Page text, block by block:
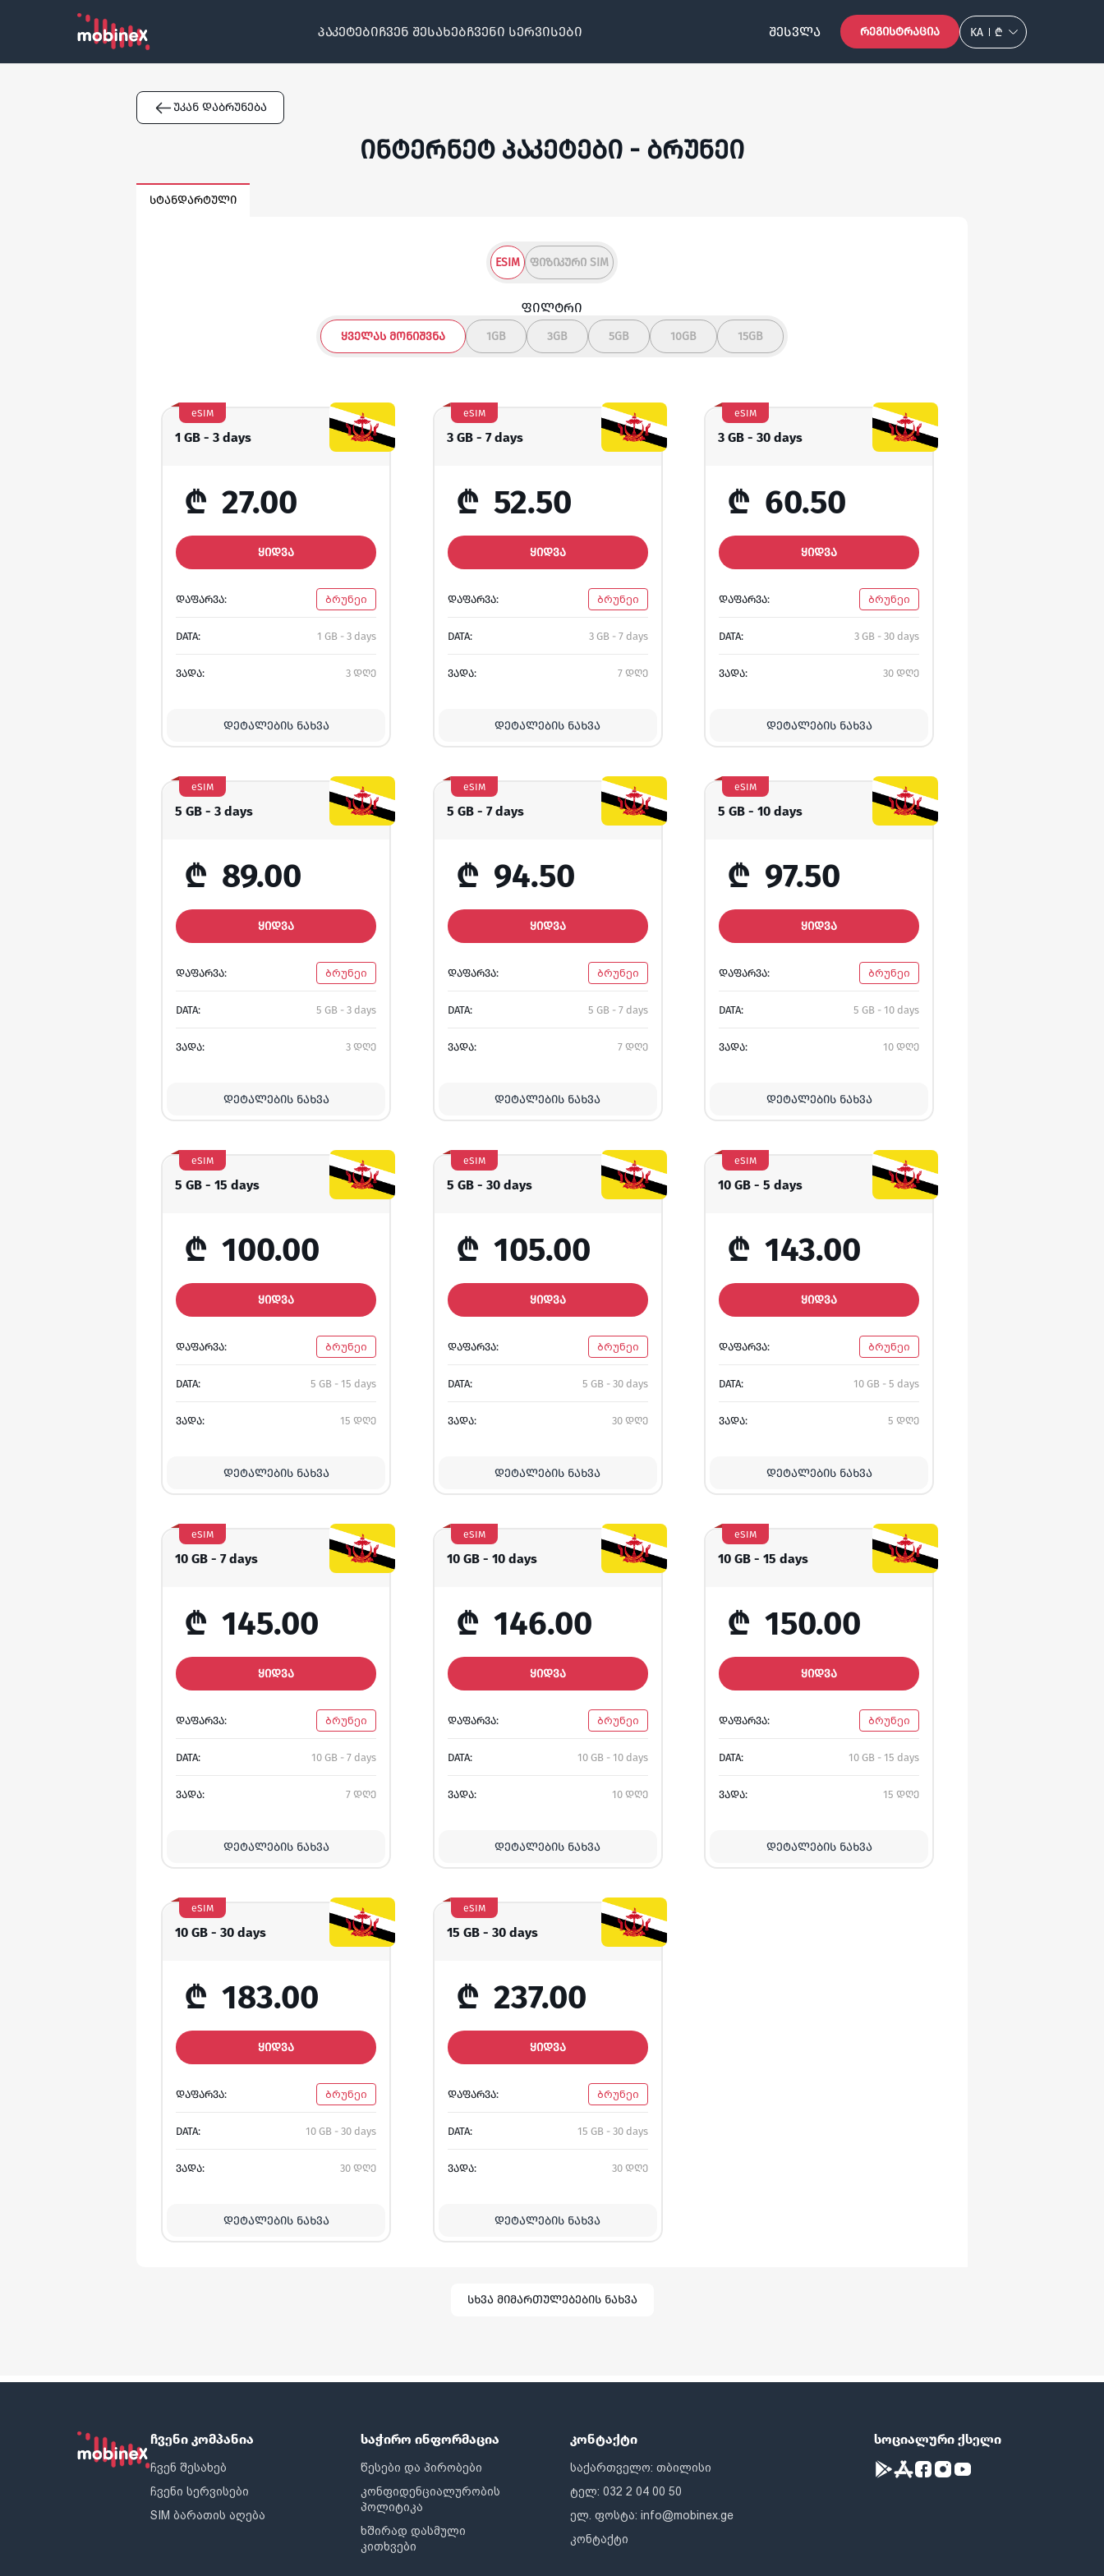
პაკეტებიჩვენ შესახებჩვენი სერვისები ᲨᲔᲡᲕᲚᲐ ᲠᲔᲒᲘᲡᲢᲠᲐᲪᲘᲐ KA ₾
უკან დაბრუნება
ინტერნეტ პაკეტები - ბრუნეი
სტანდარტული
ESIM ᲤᲘᲖᲘᲙᲣᲠᲘ SIM
ფილტრი
ᲧᲕᲔᲚᲐᲡ ᲛᲝᲜᲘᲨᲕᲜᲐ 1GB 3GB 5GB 10GB 15GB
1 GB - 3 days
eSIM
₾ 27.00
ᲧᲘᲓᲕᲐ
ᲓᲐᲤᲐᲠᲕᲐ: ბრუნეი
DATA: 1 GB - 3 days
ᲕᲐᲓᲐ: 3 დღე
ᲓᲔᲢᲐᲚᲔᲑᲘᲡ ᲜᲐᲮᲕᲐ
3 GB - 7 days
eSIM
₾ 52.50
ᲧᲘᲓᲕᲐ
ᲓᲐᲤᲐᲠᲕᲐ: ბრუნეი
DATA: 3 GB - 7 days
ᲕᲐᲓᲐ: 7 დღე
ᲓᲔᲢᲐᲚᲔᲑᲘᲡ ᲜᲐᲮᲕᲐ
3 GB - 30 days
eSIM
₾ 60.50
ᲧᲘᲓᲕᲐ
ᲓᲐᲤᲐᲠᲕᲐ: ბრუნეი
DATA: 3 GB - 30 days
ᲕᲐᲓᲐ: 30 დღე
ᲓᲔᲢᲐᲚᲔᲑᲘᲡ ᲜᲐᲮᲕᲐ
5 GB - 3 days
eSIM
₾ 89.00
ᲧᲘᲓᲕᲐ
ᲓᲐᲤᲐᲠᲕᲐ: ბრუნეი
DATA: 5 GB - 3 days
ᲕᲐᲓᲐ: 3 დღე
ᲓᲔᲢᲐᲚᲔᲑᲘᲡ ᲜᲐᲮᲕᲐ
5 GB - 7 days
eSIM
₾ 94.50
ᲧᲘᲓᲕᲐ
ᲓᲐᲤᲐᲠᲕᲐ: ბრუნეი
DATA: 5 GB - 7 days
ᲕᲐᲓᲐ: 7 დღე
ᲓᲔᲢᲐᲚᲔᲑᲘᲡ ᲜᲐᲮᲕᲐ
5 GB - 10 days
eSIM
₾ 97.50
ᲧᲘᲓᲕᲐ
ᲓᲐᲤᲐᲠᲕᲐ: ბრუნეი
DATA: 5 GB - 10 days
ᲕᲐᲓᲐ: 10 დღე
ᲓᲔᲢᲐᲚᲔᲑᲘᲡ ᲜᲐᲮᲕᲐ
5 GB - 15 days
eSIM
₾ 100.00
ᲧᲘᲓᲕᲐ
ᲓᲐᲤᲐᲠᲕᲐ: ბრუნეი
DATA: 5 GB - 15 days
ᲕᲐᲓᲐ: 15 დღე
ᲓᲔᲢᲐᲚᲔᲑᲘᲡ ᲜᲐᲮᲕᲐ
5 GB - 30 days
eSIM
₾ 105.00
ᲧᲘᲓᲕᲐ
ᲓᲐᲤᲐᲠᲕᲐ: ბრუნეი
DATA: 5 GB - 30 days
ᲕᲐᲓᲐ: 30 დღე
ᲓᲔᲢᲐᲚᲔᲑᲘᲡ ᲜᲐᲮᲕᲐ
10 GB - 5 days
eSIM
₾ 143.00
ᲧᲘᲓᲕᲐ
ᲓᲐᲤᲐᲠᲕᲐ: ბრუნეი
DATA: 10 GB - 5 days
ᲕᲐᲓᲐ: 5 დღე
ᲓᲔᲢᲐᲚᲔᲑᲘᲡ ᲜᲐᲮᲕᲐ
10 GB - 7 days
eSIM
₾ 145.00
ᲧᲘᲓᲕᲐ
ᲓᲐᲤᲐᲠᲕᲐ: ბრუნეი
DATA: 10 GB - 7 days
ᲕᲐᲓᲐ: 7 დღე
ᲓᲔᲢᲐᲚᲔᲑᲘᲡ ᲜᲐᲮᲕᲐ
10 GB - 10 days
eSIM
₾ 146.00
ᲧᲘᲓᲕᲐ
ᲓᲐᲤᲐᲠᲕᲐ: ბრუნეი
DATA: 10 GB - 10 days
ᲕᲐᲓᲐ: 10 დღე
ᲓᲔᲢᲐᲚᲔᲑᲘᲡ ᲜᲐᲮᲕᲐ
10 GB - 15 days
eSIM
₾ 150.00
ᲧᲘᲓᲕᲐ
ᲓᲐᲤᲐᲠᲕᲐ: ბრუნეი
DATA: 10 GB - 15 days
ᲕᲐᲓᲐ: 15 დღე
ᲓᲔᲢᲐᲚᲔᲑᲘᲡ ᲜᲐᲮᲕᲐ
10 GB - 30 days
eSIM
₾ 183.00
ᲧᲘᲓᲕᲐ
ᲓᲐᲤᲐᲠᲕᲐ: ბრუნეი
DATA: 10 GB - 30 days
ᲕᲐᲓᲐ: 30 დღე
ᲓᲔᲢᲐᲚᲔᲑᲘᲡ ᲜᲐᲮᲕᲐ
15 GB - 30 days
eSIM
₾ 237.00
ᲧᲘᲓᲕᲐ
ᲓᲐᲤᲐᲠᲕᲐ: ბრუნეი
DATA: 15 GB - 30 days
ᲕᲐᲓᲐ: 30 დღე
ᲓᲔᲢᲐᲚᲔᲑᲘᲡ ᲜᲐᲮᲕᲐ
სხვა მიმართულებების ნახვა
ჩვენი კომპანია
ჩვენ შესახებ
ჩვენი სერვისები
SIM ბარათის აღება
საჭირო ინფორმაცია
წესები და პირობები
კონფიდენციალურობის
პოლიტიკა
ხშირად დასმული
კითხვები
კონტაქტი
საქართველო: თბილისი
ტელ: 032 2 04 00 50
ელ. ფოსტა:info@mobinex.ge
კონტაქტი
სოციალური ქსელი